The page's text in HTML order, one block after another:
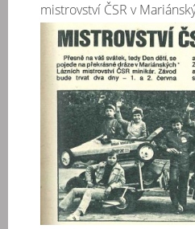
mistrovství ČSR v